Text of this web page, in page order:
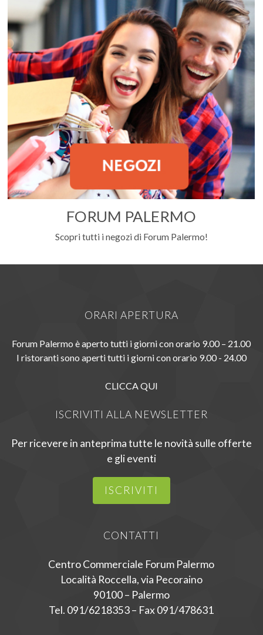
FORUM PALERMO
Scopri tutti i negozi di Forum Palermo!
ORARI APERTURA
Forum Palermo è aperto tutti i giorni con orario 9.00 – 21.00
I ristoranti sono aperti tutti i giorni con orario 9.00 - 24.00
CLICCA QUI
ISCRIVITI ALLA NEWSLETTER
Per ricevere in anteprima tutte le novità sulle offerte
e gli eventi
ISCRIVITI
CONTATTI
Centro Commerciale Forum Palermo
Località Roccella, via Pecoraino
90100 – Palermo
Tel. 091/6218353 – Fax 091/478631